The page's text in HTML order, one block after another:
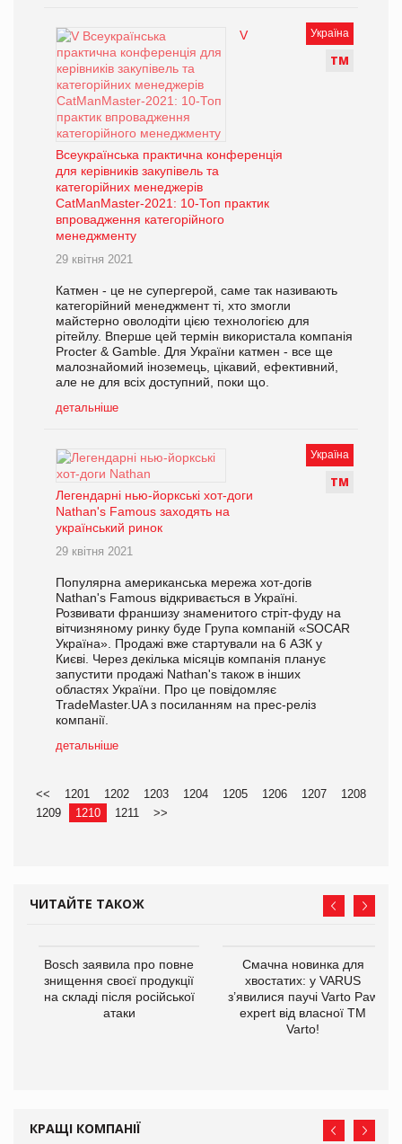
Україна
ТМ
V
Всеукраїнська практична конференція
для керівників закупівель та
категорійних менеджерів
CatManMaster-2021: 10-Топ практик
впровадження категорійного
менеджменту
29 квітня 2021
Катмен - це не супергерой, саме так називають
категорійний менеджмент ті, хто змогли
майстерно оволодіти цією технологією для
рітейлу. Вперше цей термін використала компанія
Procter & Gamble. Для України катмен - все ще
малознайомий іноземець, цікавий, ефективний,
але не для всіх доступний, поки що.
детальніше
Україна
ТМ
Легендарні нью-йоркські хот-доги
Nathan's Famous заходять на
український ринок
29 квітня 2021
Популярна американська мережа хот-догів
Nathan's Famous відкривається в Україні.
Розвивати франшизу знаменитого стріт-фуду на
вітчизняному ринку буде Група компаній «SOCAR
Україна». Продажі вже стартували на 6 АЗК у
Києві. Через декілька місяців компанія планує
запустити продажі Nathan's також в інших
областях України. Про це повідомляє
TradeMaster.UA з посиланням на прес-реліз
компанії.
детальніше
<< 1201 1202 1203 1204 1205 1206 1207
1208
1209
1210 1211 >>
ЧИТАЙТЕ ТАКОЖ
Bosch заявила про повне
знищення своєї продукції
на складі після російської
атаки
Смачна новинка для
хвостатих: у VARUS
з’явилися паучі Varto Paw
expert від власної ТМ
Varto!
КРАЩІ КОМПАНІЇ